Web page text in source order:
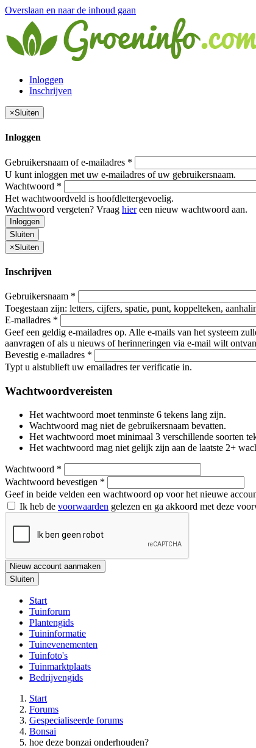
Overslaan en naar de inhoud gaan
Inloggen
Inschrijven
×Sluiten
Inloggen
Gebruikersnaam of e-mailadres *
U kunt inloggen met uw e-mailadres of uw gebruikersnaam.
Wachtwoord *
Het wachtwoordveld is hoofdlettergevoelig.
Wachtwoord vergeten? Vraag hiereen nieuw wachtwoord aan.
Inloggen
Sluiten
×Sluiten
Inschrijven
Gebruikersnaam *
Toegestaan zijn: letters, cijfers, spatie, punt, koppelteken,
E-mailadres *
Geef een geldig e-mailadres op. Alle e-mails van het systeem
aanvragen of als u nieuws of herinneringen via e-mail wilt
Bevestig e-mailadres *
Typt u alstublieft uw emailadres ter verificatie in.
Wachtwoordvereisten
Het wachtwoord moet tenminste 6 tekens lang zijn.
Wachtwoord mag niet de gebruikersnaam bevatten.
Het wachtwoord moet minimaal 3 verschillende soorten
Het wachtwoord mag niet gelijk zijn aan de laatste 2+
Wachtwoord *
Wachtwoord bevestigen *
Geef in beide velden een wachtwoord op voor het nieuwe
Ik heb de voorwaarden gelezen en ga akkoord met deze
Nieuw account aanmaken
Sluiten
Start
Tuinforum
Plantengids
Tuininformatie
Tuinevenementen
Tuinfoto's
Tuinmarktplaats
Bedrijvengids
Start
Forums
Gespecialiseerde forums
Bonsai
hoe deze bonzai onderhouden?